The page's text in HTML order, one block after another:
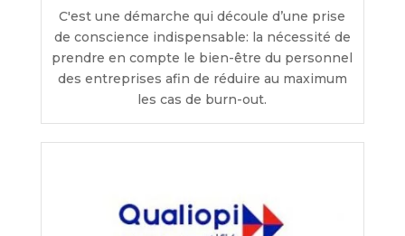
C'est une démarche qui découle d’une prise
de conscience indispensable: la nécessité de
prendre en compte le bien-être du personnel
des entreprises afin de réduire au maximum
les cas de burn-out.